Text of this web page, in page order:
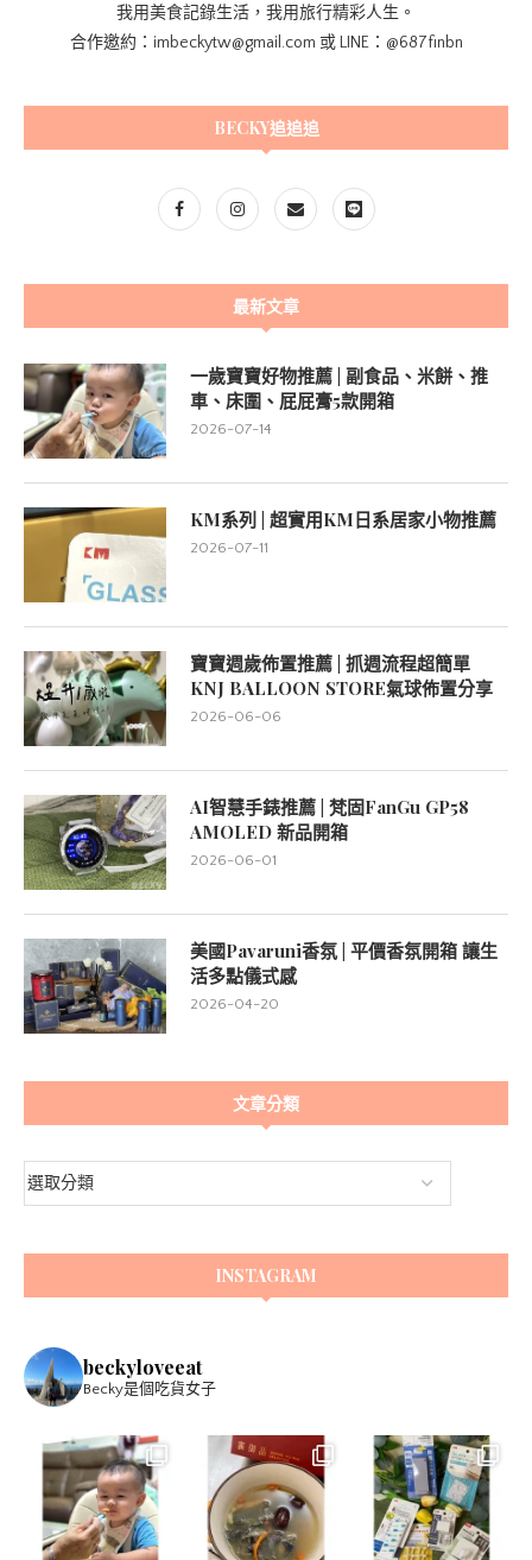
我用美食記錄生活，我用旅行精彩人生。
合作邀約：imbeckytw@gmail.com 或 LINE：@687finbn
BECKY追追追
最新文章
一歲寶寶好物推薦 | 副食品、米餅、推
車、床圍、屁屁膏5款開箱
2026-07-14
KM系列 | 超實用KM日系居家小物推薦
2026-07-11
寶寶週歲佈置推薦 | 抓週流程超簡單
KNJ BALLOON STORE氣球佈置分享
2026-06-06
AI智慧手錶推薦 | 梵固FanGu GP58
AMOLED 新品開箱
2026-06-01
美國Pavaruni香氛 | 平價香氛開箱 讓生
活多點儀式感
2026-04-20
文章分類
INSTAGRAM
beckyloveeat
Becky是個吃貨女子